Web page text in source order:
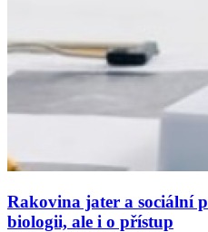
Rakovina jater a sociální
biologii, ale i o přístup